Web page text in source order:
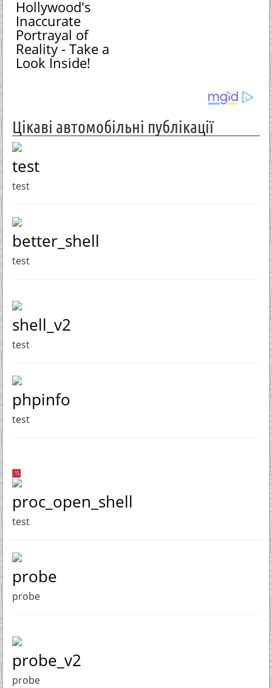
Hollywood's
Inaccurate
Portrayal of
Reality - Take a
Look Inside!
Цікаві автомобільні публікації
test
test
better_shell
test
shell_v2
test
phpinfo
test
proc_open_shell
test
probe
probe
probe_v2
probe